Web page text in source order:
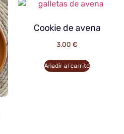
Cookie de avena
3,00 €
Añadir al carrito